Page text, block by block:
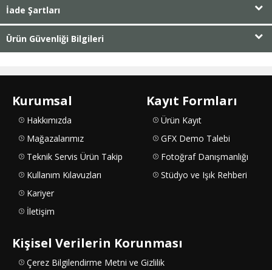
İade Şartları
Ürün Güvenliği Bilgileri
Kurumsal
Hakkımızda
Mağazalarımız
Teknik Servis Ürün Takip
Kullanım Kılavuzları
Kariyer
İletişim
Kayıt Formları
Ürün Kayıt
GFX Demo Talebi
Fotoğraf Danışmanlığı
Stüdyo ve Işık Rehberi
Kişisel Verilerin Korunması
Çerez Bilgilendirme Metni ve Gizlilik